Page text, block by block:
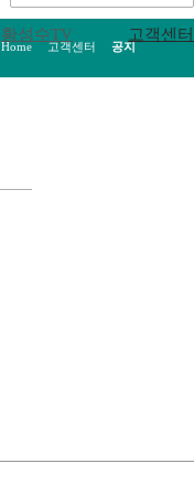
황성수TV 고객센터
Home > 고객센터 공지